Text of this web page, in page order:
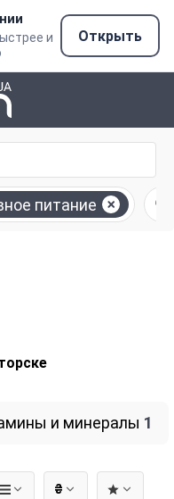
и
Открыть
питание
и минералы 1
₴